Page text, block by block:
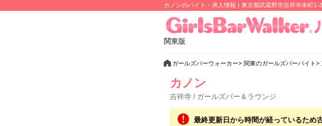
カノンのバイト・求人情報 | 東京都武蔵野市吉祥寺本町
関東版
ガールズバーウォーカー 関東のガールズバーバイト
カノン
吉祥寺 / ガールズバー＆ラウンジ
最終更新日から時間が経っているため